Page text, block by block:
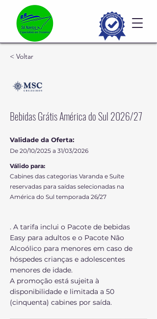
< Voltar
Bebidas Grátis América do Sul 2026/27
Validade da Oferta:
De 20/10/2025 a 31/03/2026
Válido para:
Cabines das categorias Varanda e Suíte
reservadas para saídas selecionadas na
América do Sul temporada 26/27
. A tarifa inclui o Pacote de bebidas
Easy para adultos e o Pacote Não
Alcoólico para menores em caso de
hóspedes crianças e adolescentes
menores de idade.
A promoção está sujeita à
disponibilidade e limitada a 50
(cinquenta) cabines por saída.